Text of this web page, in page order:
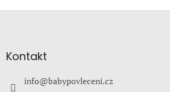
aKontakt
info@babypovleceni.cz